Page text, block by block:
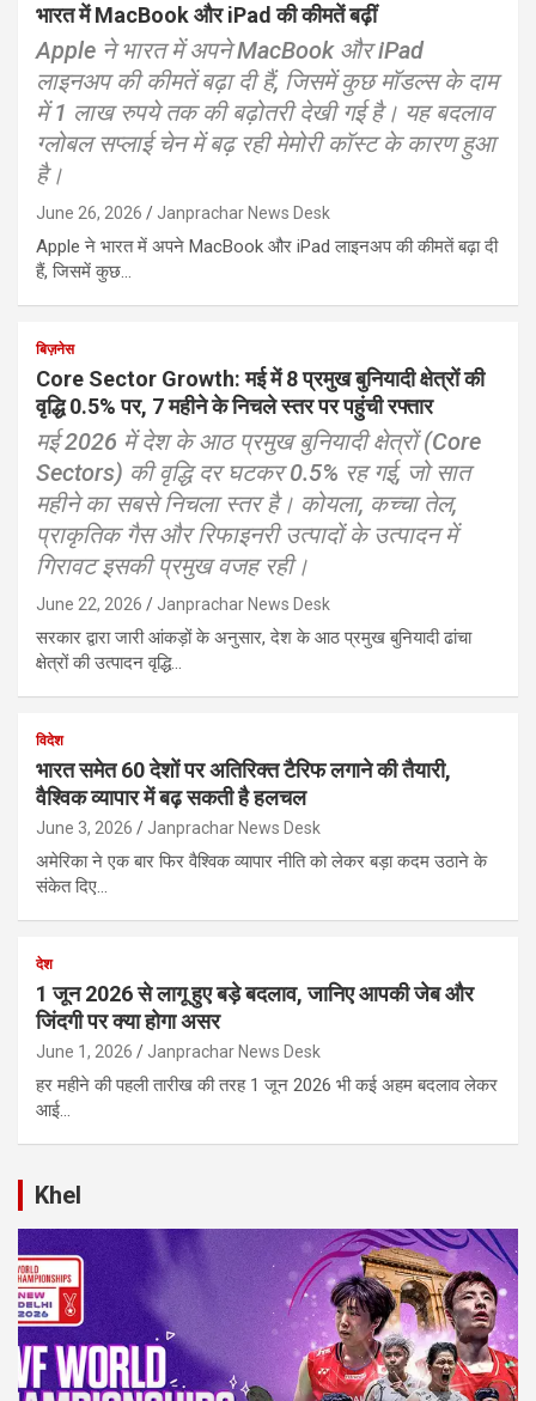
भारत में MacBook और iPad की कीमतें बढ़ीं
Apple ने भारत में अपने MacBook और iPad
लाइनअप की कीमतें बढ़ा दी हैं, जिसमें कुछ मॉडल्स के दाम
में 1 लाख रुपये तक की बढ़ोतरी देखी गई है। यह बदलाव
ग्लोबल सप्लाई चेन में बढ़ रही मेमोरी कॉस्ट के कारण हुआ
है।
June 26, 2026 Janprachar News Desk
Apple ने भारत में अपने MacBook और iPad लाइनअप की कीमतें बढ़ा दी
हैं, जिसमें कुछ…
बिज़नेस
Core Sector Growth: मई में 8 प्रमुख बुनियादी क्षेत्रों की
वृद्धि 0.5% पर, 7 महीने के निचले स्तर पर पहुंची रफ्तार
मई 2026 में देश के आठ प्रमुख बुनियादी क्षेत्रों (Core
Sectors) की वृद्धि दर घटकर 0.5% रह गई, जो सात
महीने का सबसे निचला स्तर है। कोयला, कच्चा तेल,
प्राकृतिक गैस और रिफाइनरी उत्पादों के उत्पादन में
गिरावट इसकी प्रमुख वजह रही।
June 22, 2026 Janprachar News Desk
सरकार द्वारा जारी आंकड़ों के अनुसार, देश के आठ प्रमुख बुनियादी ढांचा
क्षेत्रों की उत्पादन वृद्धि…
विदेश
भारत समेत 60 देशों पर अतिरिक्त टैरिफ लगाने की तैयारी,
वैश्विक व्यापार में बढ़ सकती है हलचल
June 3, 2026 Janprachar News Desk
अमेरिका ने एक बार फिर वैश्विक व्यापार नीति को लेकर बड़ा कदम उठाने के
संकेत दिए…
देश
1 जून 2026 से लागू हुए बड़े बदलाव, जानिए आपकी जेब और
जिंदगी पर क्या होगा असर
June 1, 2026 Janprachar News Desk
हर महीने की पहली तारीख की तरह 1 जून 2026 भी कई अहम बदलाव लेकर
आई…
Khel